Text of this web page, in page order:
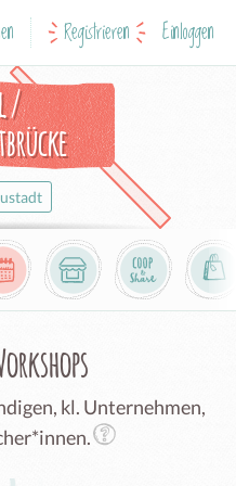
Registrieren Einloggen
/
kl. Unternehmen,